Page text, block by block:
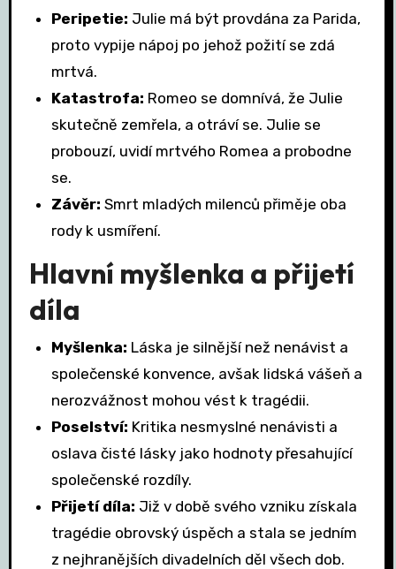
Peripetie: Julie má být provdána za Parida,
proto vypije nápoj po jehož požití se zdá
mrtvá.
Katastrofa: Romeo se domnívá, že Julie
skutečně zemřela, a otráví se. Julie se
probouzí, uvidí mrtvého Romea a probodne
se.
Závěr: Smrt mladých milenců přiměje oba
rody k usmíření.
Hlavní myšlenka a přijetí
díla
Myšlenka: Láska je silnější než nenávist a
společenské konvence, avšak lidská vášeň a
nerozvážnost mohou vést k tragédii.
Poselství: Kritika nesmyslné nenávisti a
oslava čisté lásky jako hodnoty přesahující
společenské rozdíly.
Přijetí díla: Již v době svého vzniku získala
tragédie obrovský úspěch a stala se jedním
z nejhranějších divadelních děl všech dob.